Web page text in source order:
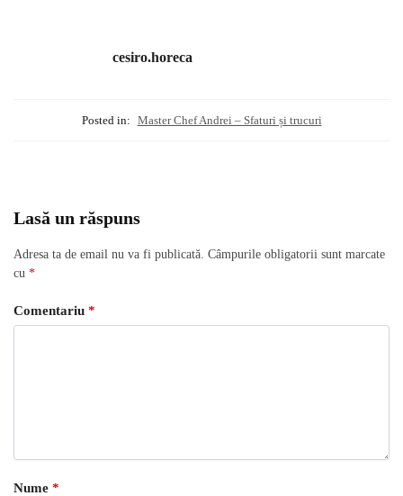
cesiro.horeca
Posted in: Master Chef Andrei – Sfaturi și trucuri
Lasă un răspuns
Adresa ta de email nu va fi publicată. Câmpurile obligatorii sunt marcate
cu *
Comentariu *
Nume *